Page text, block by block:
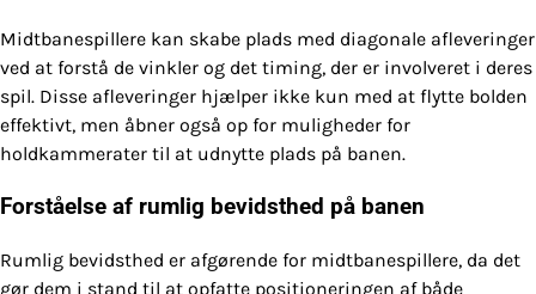
Midtbanespillere kan skabe plads med diagonale afleveringer
ved at forstå de vinkler og det timing, der er involveret i deres
spil. Disse afleveringer hjælper ikke kun med at flytte bolden
effektivt, men åbner også op for muligheder for
holdkammerater til at udnytte plads på banen.
Forståelse af rumlig bevidsthed på banen
Rumlig bevidsthed er afgørende for midtbanespillere, da det
gør dem i stand til at opfatte positioneringen af både